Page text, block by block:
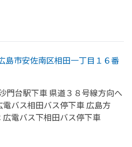
島市安佐南区相田一丁目１６番
門台駅下車 県道３８号線方向へ
電バス相田バス停下車広島方
広電バス下相田バス停下車